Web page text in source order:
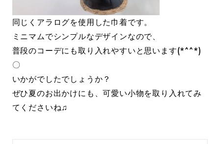
同じくアラログを使用した巾着です。
ミニマムでシンプルなデザインなので、
普段のコーデにも取り入れやすいと思います(*^^*)
〇
いかがでしたでしょうか？
ぜひ夏のお出かけにも、可愛い小物を取り入れてみ
てくださいね♫